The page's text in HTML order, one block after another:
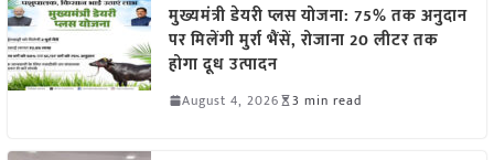
मुख्यमंत्री डेयरी प्लस योजना: 75% तक अनुदान
पर मिलेंगी मुर्रा भैंसें, रोजाना 20 लीटर तक
होगा दूध उत्पादन
August 4, 2026 3 min read